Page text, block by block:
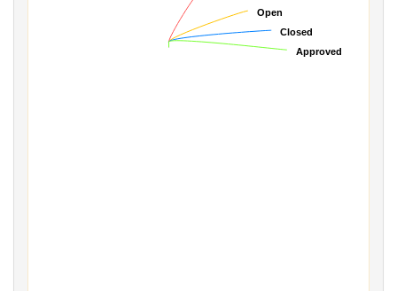
Open
Open
Closed
Closed
Approved
Approved